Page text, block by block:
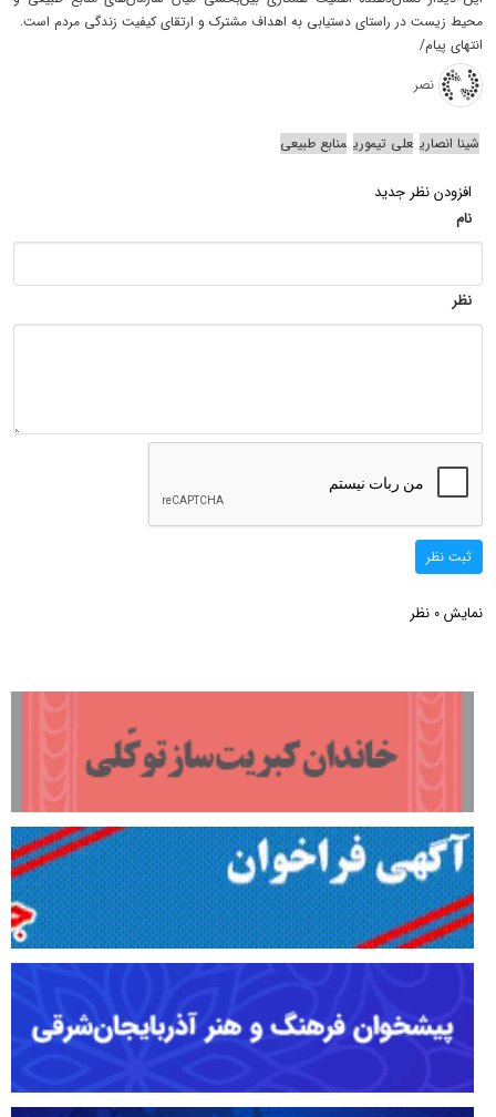
محیط زیست در راستای دستیابی به اهداف مشترک و ارتقای کیفیت زندگی مردم است.
انتهای پیام/
نصر
شینا انصاری علی تیموری منابع طبیعی
افزودن نظر جدید
نام
نظر
ثبت نظر
نمایش 0 نظر